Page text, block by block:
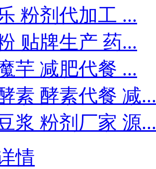
粉剂代加工 ...
贴牌生产 药...
芋 减肥代餐 ...
素 酵素代餐 减...
浆 粉剂厂家 源...
情